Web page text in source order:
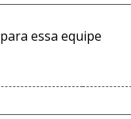
para essa equipe